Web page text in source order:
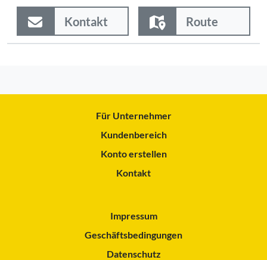
Kontakt Route
Für Unternehmer
Kundenbereich
Konto erstellen
Kontakt
Impressum
Geschäftsbedingungen
Datenschutz